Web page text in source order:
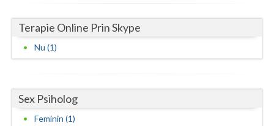
Neamt
Salaj
Terapie Online Prin Skype
Nu (1)
Sex Psiholog
Feminin (1)